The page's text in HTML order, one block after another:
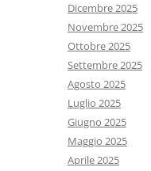
Dicembre 2025
Novembre 2025
Ottobre 2025
Settembre 2025
Agosto 2025
Luglio 2025
Giugno 2025
Maggio 2025
Aprile 2025